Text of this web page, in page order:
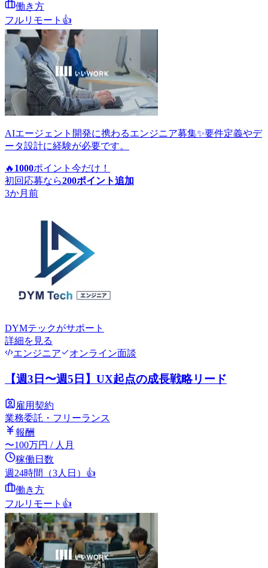
働き方
フルリモート 👍
AIエージェント開発に携わるエンジニア募集✨要件定義やデ
ータ設計に経験が必要です。
🔥 1000ポイント 今だけ！
初回応募なら200ポイント追加
3か月前
DYMテックがサポート
詳細を見る
エンジニア
オンライン面談
【週3日〜週5日】UX起点の成長戦略リード
雇用契約
業務委託・フリーランス
報酬
〜100万円 / 人月
稼働日数
週24時間（3人日） 👍
働き方
フルリモート 👍